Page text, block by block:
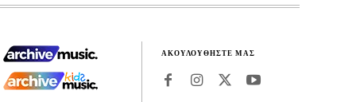
ΑΚΟΥΛΟΥΘΗΣΤΕ ΜΑΣ